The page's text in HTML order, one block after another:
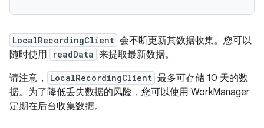
LocalRecordingClient 会不断更新其数据收集。您可以
随时使用
readData 来提取最新数据。
请注意，
LocalRecordingClient 最多可存储 10 天的数
据。为了降低丢失数据的风险，您可以使用 WorkManager
定期在后台收集数据。